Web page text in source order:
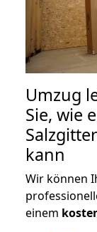
Umzug
Sie, wie
kann
Wir können
einem